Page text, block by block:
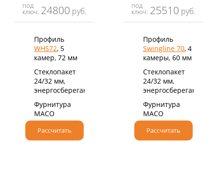
под
ключ: 24800 руб.
Профиль
WHS72, 5
камер, 72 мм
Стеклопакет
24/32 мм,
энергосберегающий
Фурнитура
MACO
Рассчитать
под
ключ: 25510 руб.
Профиль
Swingline 70, 4
камеры, 60 мм
Стеклопакет
24/32 мм,
энергосберегающий
Фурнитура
MACO
Рассчитать